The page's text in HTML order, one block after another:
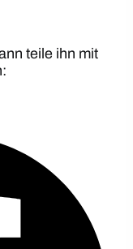
teile ihn mit